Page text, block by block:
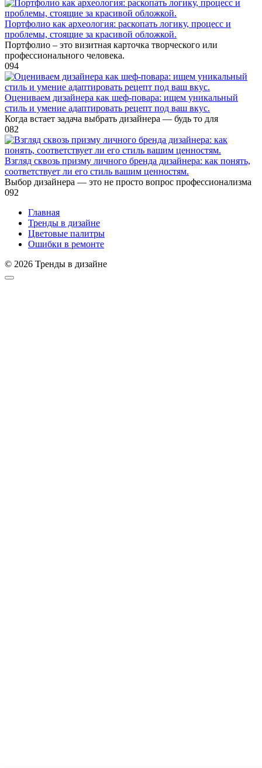
Портфолио как археология: раскопать логику, процесс и
проблемы, стоящие за красивой обложкой.
Портфолио – это визитная карточка творческого или
профессионального человека.
094
Оцениваем дизайнера как шеф-повара: ищем уникальный
стиль и умение адаптировать рецепт под ваш вкус.
Когда встает задача выбрать дизайнера — будь то для
082
Взгляд сквозь призму личного бренда дизайнера: как понять,
соответствует ли его стиль вашим ценностям.
Выбор дизайнера — это не просто вопрос профессионализма
092
Главная
Тренды в дизайне
Цветовые палитры
Ошибки в ремонте
© 2026 Тренды в дизайне